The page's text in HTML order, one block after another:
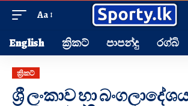
Aa
English ක්‍රිකට් පාපන්දු රග්බි
ක්‍රිකට්
ශ්‍රී ලංකාව හා